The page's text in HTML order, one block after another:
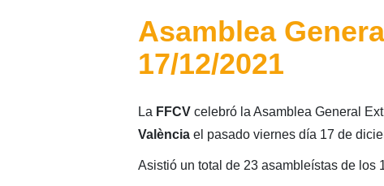
Asamblea
17/12/2021
La FFCVcelebró la Asamblea General
Valènciael pasado viernes día 17 de
Asistió un total de 23 asambleístas de los